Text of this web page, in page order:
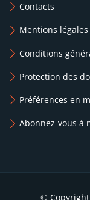
Contacts
Mentions légales
Conditions
Protection des
Préférences en
Abonnez-vous à
© Copyright